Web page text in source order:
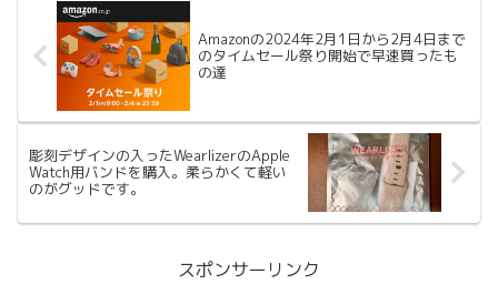
Amazonの2024年2月1日から2月4日まで
のタイムセール祭り開始で早速買ったも
の達
彫刻デザインの入ったWearlizerのApple
Watch用バンドを購入。柔らかくて軽い
のがグッドです。
スポンサーリンク